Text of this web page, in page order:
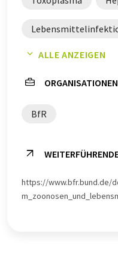
Pathogene
Hepatitis E
ALLE ANZEIGEN
ORGANISATIONEN
BfR
https://www.bfr.bund.de/